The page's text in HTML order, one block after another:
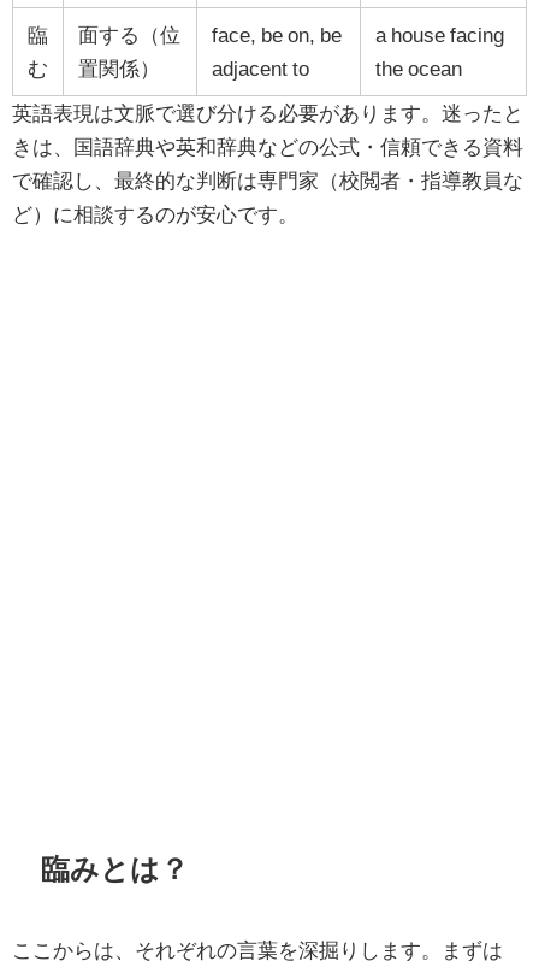
臨
む
面する（位
置関係）
face, be on, be
adjacent to
a house facing
the ocean
英語表現は文脈で選び分ける必要があります。迷ったと
きは、国語辞典や英和辞典などの公式・信頼できる資料
で確認し、最終的な判断は専門家（校閲者・指導教員な
ど）に相談するのが安心です。
臨みとは？
ここからは、それぞれの言葉を深掘りします。まずは